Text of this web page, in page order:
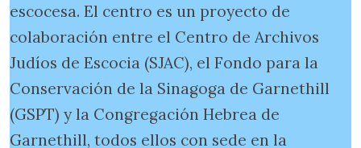
escocesa. El centro es un proyecto de
colaboración entre el Centro de Archivos
Judíos de Escocia (SJAC), el Fondo para la
Conservación de la Sinagoga de Garnethill
(GSPT) y la Congregación Hebrea de
Garnethill, todos ellos con sede en la